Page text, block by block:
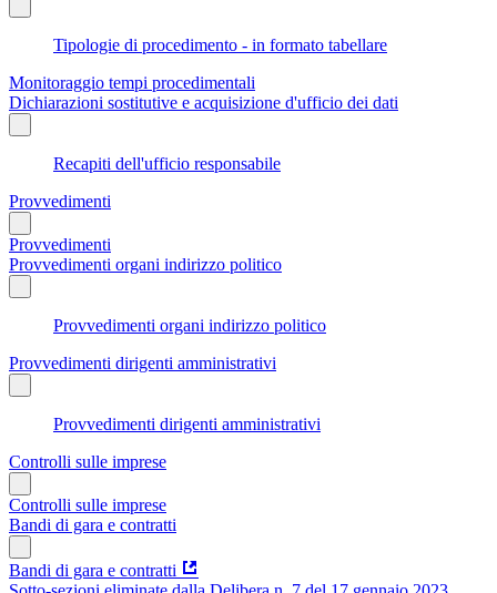
Tipologie di procedimento - in formato tabellare
Monitoraggio tempi procedimentali
Dichiarazioni sostitutive e acquisizione d'ufficio dei dati
Recapiti dell'ufficio responsabile
Provvedimenti
Provvedimenti
Provvedimenti organi indirizzo politico
Provvedimenti organi indirizzo politico
Provvedimenti dirigenti amministrativi
Provvedimenti dirigenti amministrativi
Controlli sulle imprese
Controlli sulle imprese
Bandi di gara e contratti
Bandi di gara e contratti